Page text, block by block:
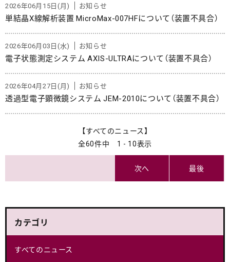
2026年06月15日(月) お知らせ
単結晶X線解析装置 MicroMax-007HFについて（装置不具合）
2026年06月03日(水) お知らせ
電子状態測定システム AXIS-ULTRAについて（装置不具合）
2026年04月27日(月) お知らせ
透過型電子顕微鏡システム JEM-2010について（装置不具合）
【すべてのニュース】
全60件中 1 - 10表示
次へ 最後
カテゴリ
すべてのニュース